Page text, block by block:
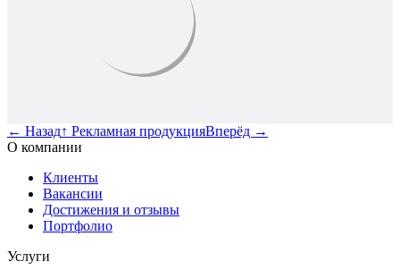
← Назад↑ Рекламная продукцияВперёд →
О компании
Клиенты
Вакансии
Достижения и отзывы
Портфолио
Услуги